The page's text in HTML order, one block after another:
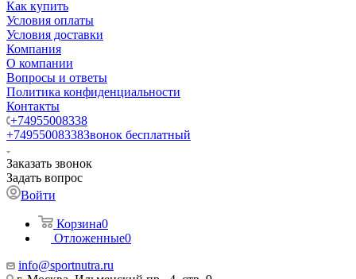
Как купить
Условия оплаты
Условия доставки
Компания
О компании
Вопросы и ответы
Политика конфиденциальности
Контакты
+74955008338
+74955008338Звонок бесплатный
Заказать звонок
Задать вопрос
Войти
Корзина0
Отложенные0
info@sportnutra.ru